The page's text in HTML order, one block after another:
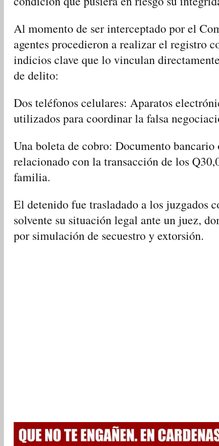
Al momento de ser interceptado por el
agentes procedieron a realizar el registro
indicios clave que lo vinculan
de delito:
Dos teléfonos celulares: Aparatos
utilizados para coordinar la falsa
Una boleta de cobro: Documento
relacionado con la transacción de los
familia.
El detenido fue trasladado a los juzgados
solvente su situación legal ante un juez,
por simulación de secuestro y extorsión.